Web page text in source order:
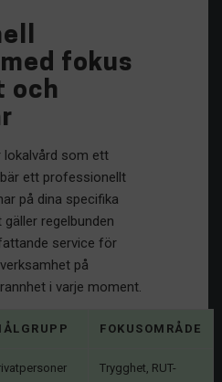
fokus
och
lokalvård som ett
ett professionellt
på dina specifika
regelbunden
service för
på
i varje moment.
FOKUSOMRÅDE
Trygghet, RUT-